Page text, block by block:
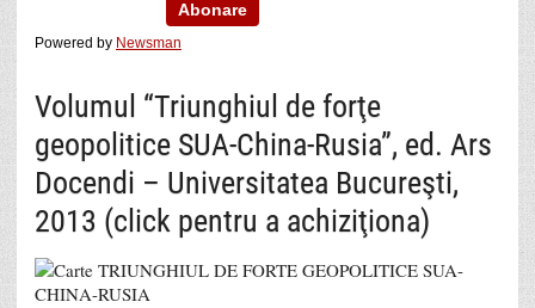
Powered by Newsman
Volumul “Triunghiul de forţe
geopolitice SUA-China-Rusia”, ed. Ars
Docendi – Universitatea Bucureşti,
2013 (click pentru a achiziţiona)